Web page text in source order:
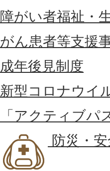
障がい者福祉・
がん患者等支援
成年後見制度
新型コロナウイ
「アクティブパ
防災・